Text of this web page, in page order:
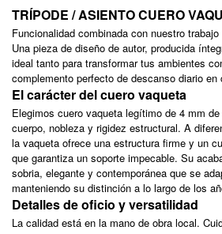
TRÍPODE / ASIENTO CUERO
Funcionalidad combinada con nuestro
Una pieza de diseño de autor, producida
ideal tanto para transformar tus ambientes
complemento perfecto de descanso diario
El carácter del cuero vaqueta
Elegimos cuero vaqueta legítimo de 4 mm
cuerpo, nobleza y rigidez estructural. A
la vaqueta ofrece una estructura firme y un
que garantiza un soporte impecable. Su
sobria, elegante y contemporánea que se
manteniendo su distinción a lo largo de los
Detalles de oficio y versatilidad
La calidad está en la mano de obra local.